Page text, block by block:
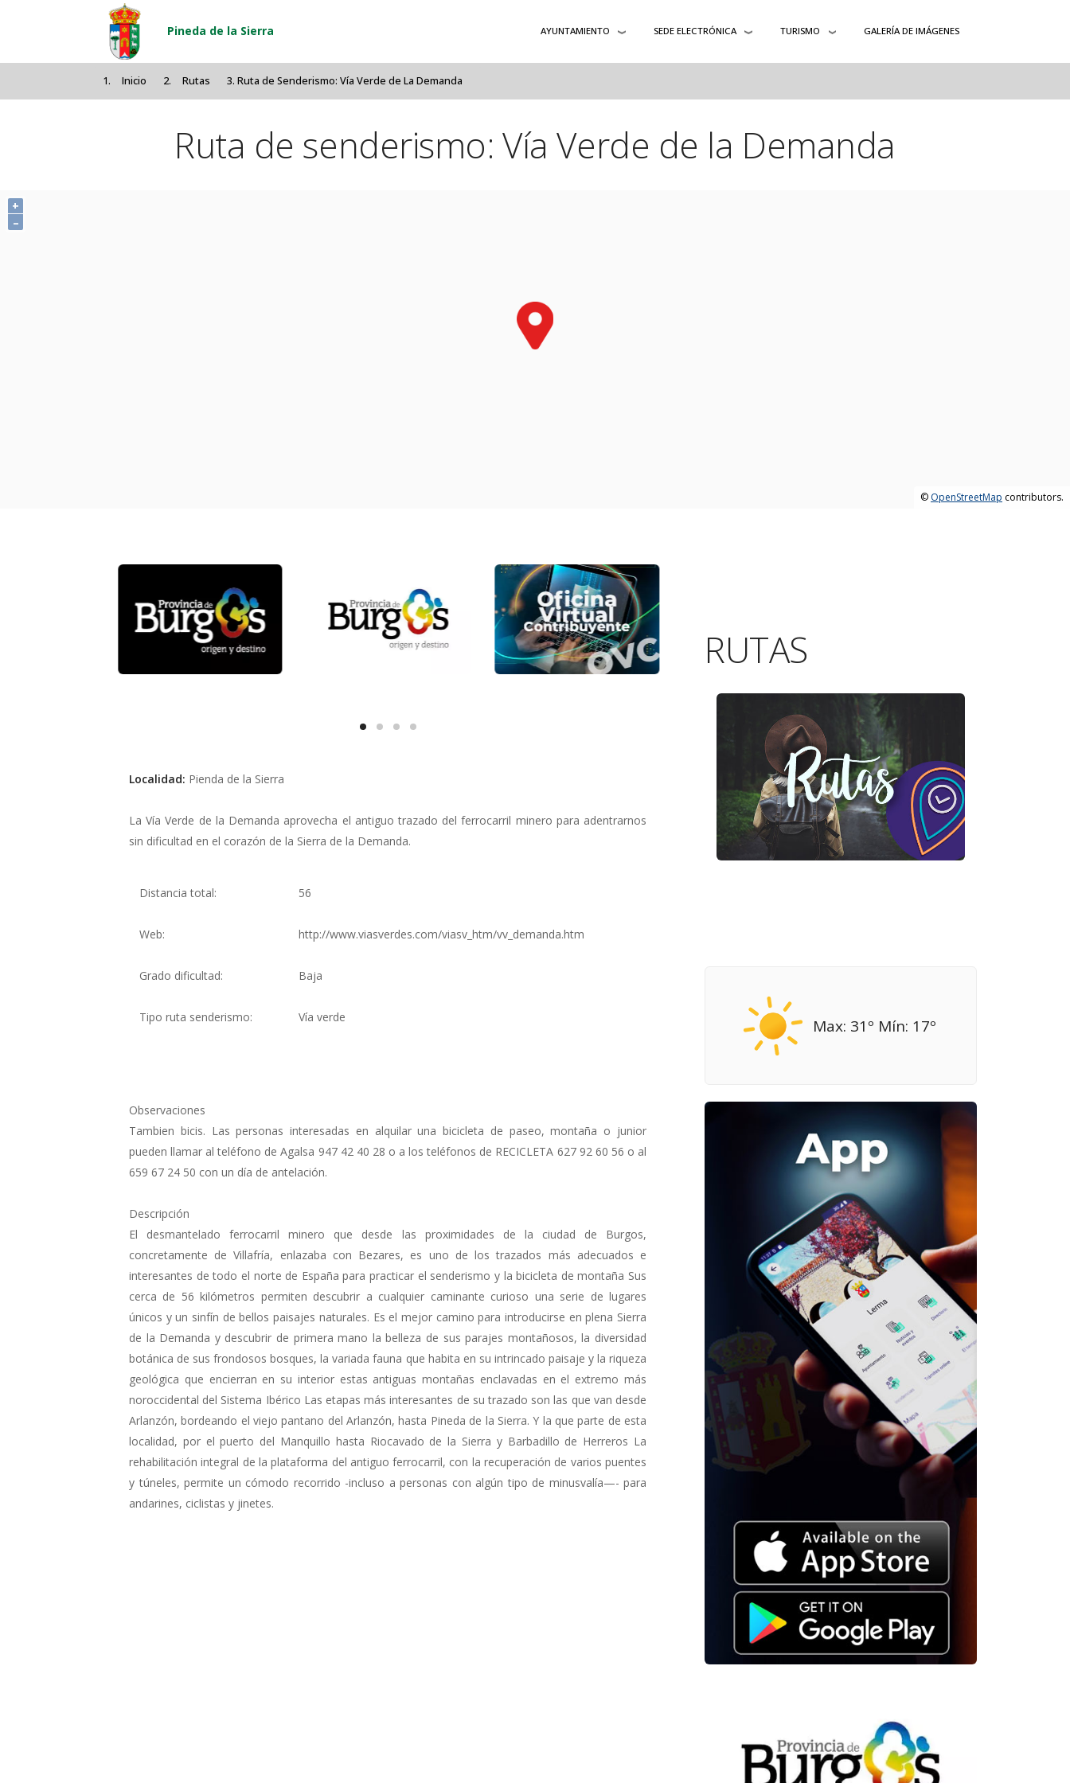
Pasar al contenido principal
Pineda de la Sierra AYUNTAMIENTO SEDE ELECTRÓNICA TURISMO GALERÍA DE IMÁGENES
Inicio Rutas Ruta de Senderismo: Vía Verde de La Demanda
Ruta de senderismo: Vía Verde de la Demanda
+
–
© OpenStreetMap contributors.
RUTAS
Max: 31º Mín: 17º
Localidad: Pienda de la Sierra
La Vía Verde de la Demanda aprovecha el antiguo trazado del ferrocarril minero para adentrarnos
sin dificultad en el corazón de la Sierra de la Demanda.
Distancia total: 56
Web: http://www.viasverdes.com/viasv_htm/vv_demanda.htm
Grado dificultad: Baja
Tipo ruta senderismo: Vía verde
Observaciones
Tambien bicis. Las personas interesadas en alquilar una bicicleta de paseo, montaña o junior
pueden llamar al teléfono de Agalsa 947 42 40 28 o a los teléfonos de RECICLETA 627 92 60 56 o al
659 67 24 50 con un día de antelación.
Descripción
El desmantelado ferrocarril minero que desde las proximidades de la ciudad de Burgos,
concretamente de Villafría, enlazaba con Bezares, es uno de los trazados más adecuados e
interesantes de todo el norte de España para practicar el senderismo y la bicicleta de montaña Sus
cerca de 56 kilómetros permiten descubrir a cualquier caminante curioso una serie de lugares
únicos y un sinfín de bellos paisajes naturales. Es el mejor camino para introducirse en plena Sierra
de la Demanda y descubrir de primera mano la belleza de sus parajes montañosos, la diversidad
botánica de sus frondosos bosques, la variada fauna que habita en su intrincado paisaje y la riqueza
geológica que encierran en su interior estas antiguas montañas enclavadas en el extremo más
noroccidental del Sistema Ibérico Las etapas más interesantes de su trazado son las que van desde
Arlanzón, bordeando el viejo pantano del Arlanzón, hasta Pineda de la Sierra. Y la que parte de esta
localidad, por el puerto del Manquillo hasta Riocavado de la Sierra y Barbadillo de Herreros La
rehabilitación integral de la plataforma del antiguo ferrocarril, con la recuperación de varios puentes
y túneles, permite un cómodo recorrido -incluso a personas con algún tipo de minusvalía—- para
andarines, ciclistas y jinetes.